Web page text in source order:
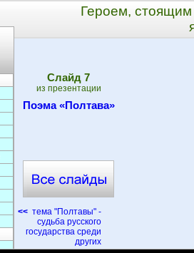
Героем,
Cлайд 7
из презентации
Поэма «Полтава»
<< тема "Полтавы" -
судьба русского
государства среди
других